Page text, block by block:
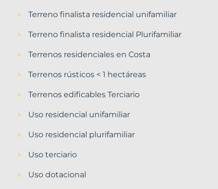
Terreno finalista residencial unifamiliar
Terreno finalista residencial Plurifamiliar
Terrenos residenciales en Costa
Terrenos rústicos < 1 hectáreas
Terrenos edificables Terciario
Uso residencial unifamiliar
Uso residencial plurifamiliar
Uso terciario
Uso dotacional